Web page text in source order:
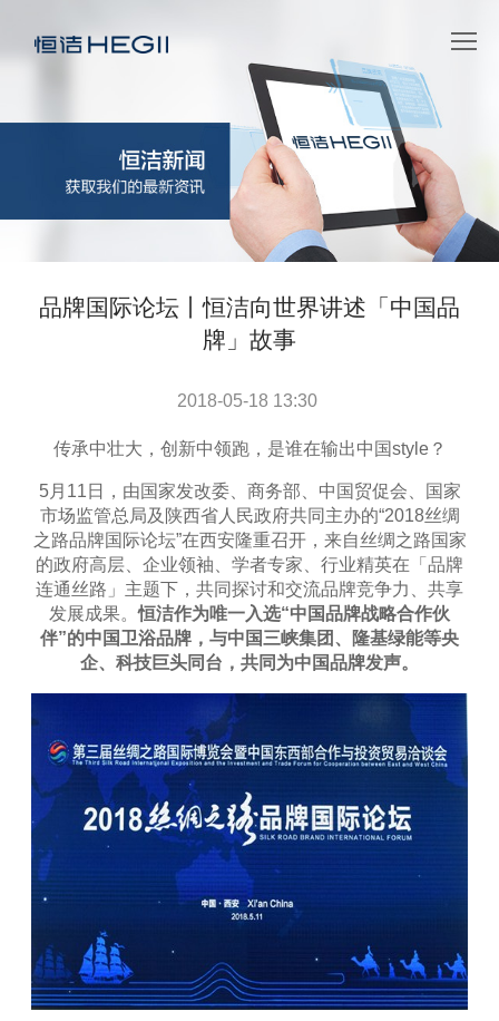
品牌国际论坛丨恒洁向世界讲述「中国品
牌」故事
2018-05-18 13:30
传承中壮大，创新中领跑，是谁在输出中国style？
5月11日，由国家发改委、商务部、中国贸促会、国家
市场监管总局及陕西省人民政府共同主办的“2018丝绸
之路品牌国际论坛”在西安隆重召开，来自丝绸之路国家
的政府高层、企业领袖、学者专家、行业精英在「品牌
连通丝路」主题下，共同探讨和交流品牌竞争力、共享
发展成果。恒洁作为唯一入选“中国品牌战略合作伙
伴”的中国卫浴品牌，与中国三峡集团、隆基绿能等央
企、科技巨头同台，共同为中国品牌发声。